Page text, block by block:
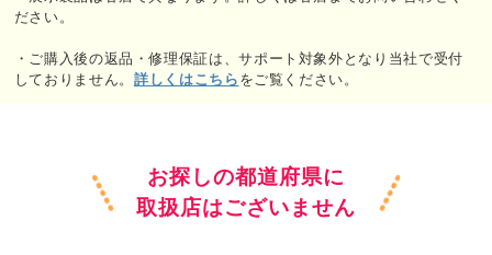
ださい。
・ご購入後の返品・修理保証は、サポート対象外となり当社で受付
しておりません。 詳しくはこちら をご覧ください。
お探しの都道府県に
取扱店はございません